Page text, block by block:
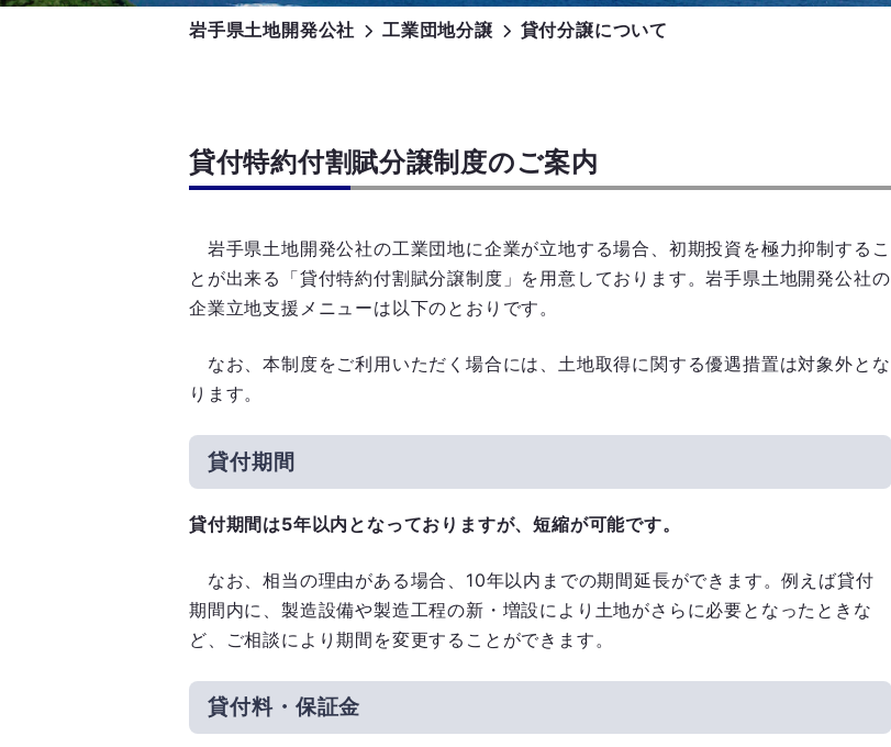
岩手県土地開発公社 工業団地分譲 貸付分譲について
貸付特約付割賦分譲制度のご案内
岩手県土地開発公社の工業団地に企業が立地する場合、初期投資を極力抑制するこ
とが出来る「貸付特約付割賦分譲制度」を用意しております。岩手県土地開発公社の
企業立地支援メニューは以下のとおりです。
なお、本制度をご利用いただく場合には、土地取得に関する優遇措置は対象外とな
ります。
貸付期間
貸付期間は5年以内となっておりますが、短縮が可能です。
なお、相当の理由がある場合、10年以内までの期間延長ができます。例えば貸付
期間内に、製造設備や製造工程の新・増設により土地がさらに必要となったときな
ど、ご相談により期間を変更することができます。
貸付料・保証金